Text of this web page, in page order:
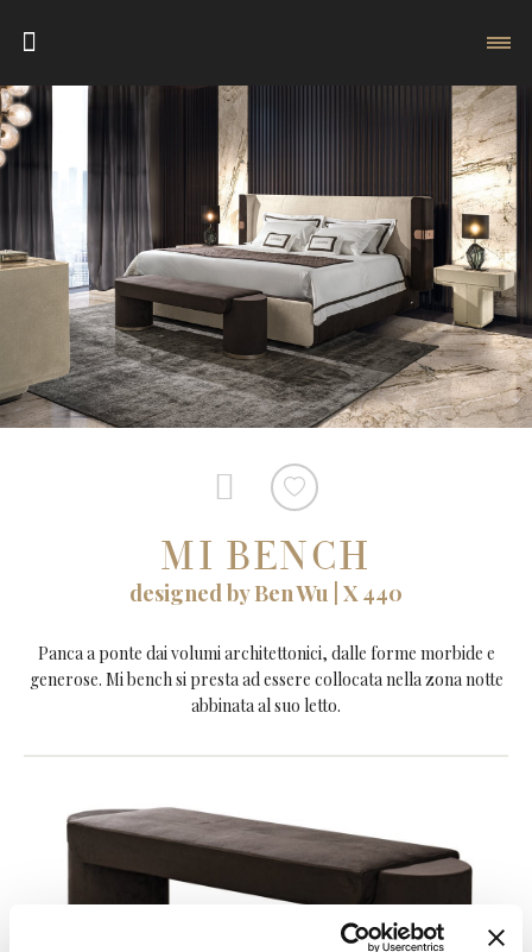
MI BENCH
designed by Ben Wu | X 440
Panca a ponte dai volumi architettonici, dalle forme morbide e
generose. Mi bench si presta ad essere collocata nella zona notte
abbinata al suo letto.